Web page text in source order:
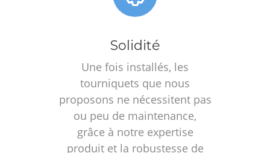
Solidité
Une fois installés, les
tourniquets que nous
proposons ne nécessitent pas
ou peu de maintenance,
grâce à notre expertise
produit et la robustesse de